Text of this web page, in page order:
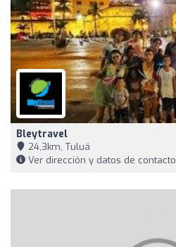
Bleytravel
24,3km, Tuluá
Ver dirección y datos de contacto